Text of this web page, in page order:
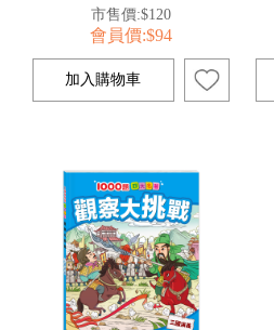
市售價:$120
會員價:$94